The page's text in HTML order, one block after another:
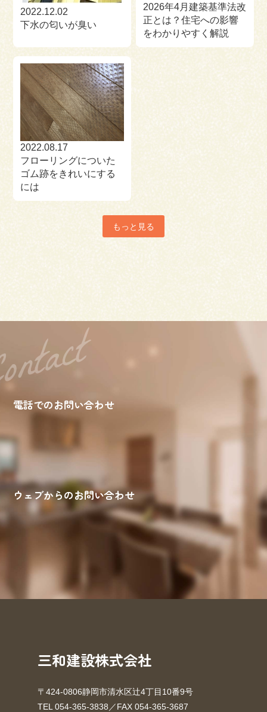
2022.12.02
下水の匂いが臭い
2026年4月建築基準法改
正とは？住宅への影響
をわかりやすく解説
2022.08.17
フローリングについた
ゴム跡をきれいにする
には
もっと見る
電話でのお問い合わせ
ウェブからのお問い合わせ
お問い合わせ 資料請求
三和建設株式会社
〒424-0806静岡市清水区辻4丁目10番9号
TEL 054-365-3838／FAX 054-365-3687